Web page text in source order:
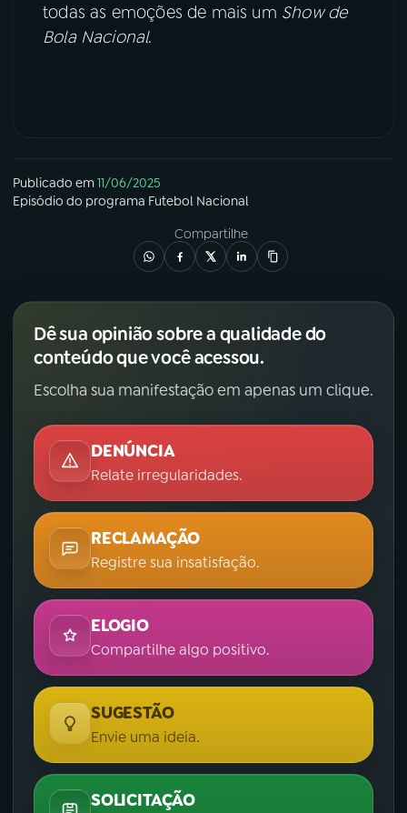
todas as emoções de mais um Show de
Bola Nacional.
Publicado em11/06/2025
Episódio do programa Futebol Nacional
Compartilhe
Dê sua opinião sobre a qualidade do
conteúdo que você acessou.
Escolha sua manifestação em apenas um clique.
DENÚNCIA
Relate irregularidades.
RECLAMAÇÃO
Registre sua insatisfação.
ELOGIO
Compartilhe algo positivo.
SUGESTÃO
Envie uma ideia.
SOLICITAÇÃO